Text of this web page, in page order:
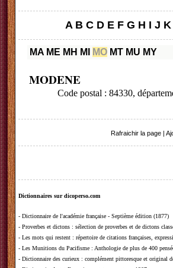
A B C D E F G H I J K
MA ME MH MI MO MT MU MY
MODENE
Code postal : 84330,
Rafraichir la page
Dictionnaires sur dicoperso.com
- Dictionnaire de l'académie française - Septième édition (1877)
- Proverbes et dictons : sélection de proverbes et de dictons
- Les mots qui restent : répertoire de citations françaises,
- Les Munitions du Pacifisme : Anthologie de plus de 400
- Dictionnaire des curieux : complément pittoresque et original